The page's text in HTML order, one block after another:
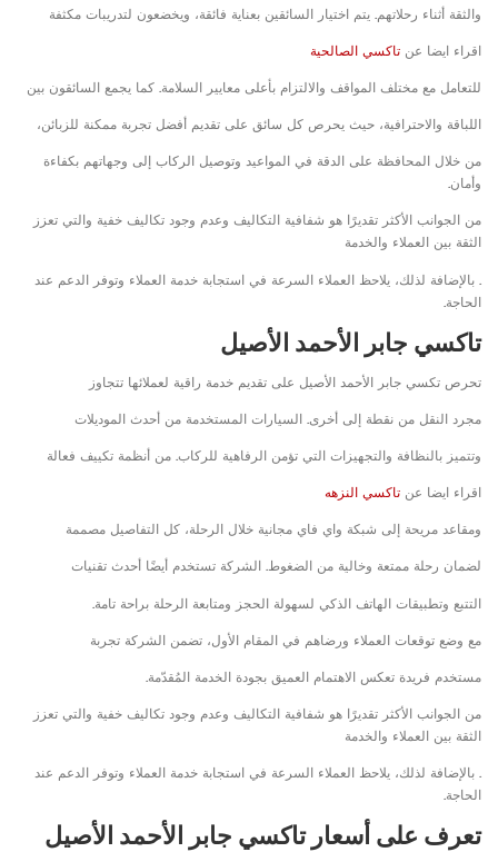
والثقة أثناء رحلاتهم. يتم اختيار السائقين بعناية فائقة، ويخضعون لتدريبات مكثفة
اقراء ايضا عن تاكسي الصالحية
للتعامل مع مختلف المواقف والالتزام بأعلى معايير السلامة. كما يجمع السائقون بين
اللباقة والاحترافية، حيث يحرص كل سائق على تقديم أفضل تجربة ممكنة للزبائن،
من خلال المحافظة على الدقة في المواعيد وتوصيل الركاب إلى وجهاتهم بكفاءة
وأمان.
من الجوانب الأكثر تقديرًا هو شفافية التكاليف وعدم وجود تكاليف خفية والتي تعزز
الثقة بين العملاء والخدمة
. بالإضافة لذلك، يلاحظ العملاء السرعة في استجابة خدمة العملاء وتوفر الدعم عند
الحاجة.
تاكسي جابر الأحمد الأصيل
تحرص تكسي جابر الأحمد الأصيل على تقديم خدمة راقية لعملائها تتجاوز
مجرد النقل من نقطة إلى أخرى. السيارات المستخدمة من أحدث الموديلات
وتتميز بالنظافة والتجهيزات التي تؤمن الرفاهية للركاب. من أنظمة تكييف فعالة
اقراء ايضا عن تاكسي النزهه
ومقاعد مريحة إلى شبكة واي فاي مجانية خلال الرحلة، كل التفاصيل مصممة
لضمان رحلة ممتعة وخالية من الضغوط. الشركة تستخدم أيضًا أحدث تقنيات
التتبع وتطبيقات الهاتف الذكي لسهولة الحجز ومتابعة الرحلة براحة تامة.
مع وضع توقعات العملاء ورضاهم في المقام الأول، تضمن الشركة تجربة
مستخدم فريدة تعكس الاهتمام العميق بجودة الخدمة المُقدّمة.
من الجوانب الأكثر تقديرًا هو شفافية التكاليف وعدم وجود تكاليف خفية والتي تعزز
الثقة بين العملاء والخدمة
. بالإضافة لذلك، يلاحظ العملاء السرعة في استجابة خدمة العملاء وتوفر الدعم عند
الحاجة.
تعرف على أسعار تاكسي جابر الأحمد الأصيل